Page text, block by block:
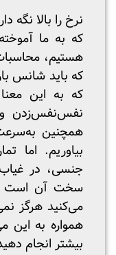
نرخ را بالا نگه
که به ما
هستیم،
که باید شانس
که به این
نفس‌نفس‌زدن و
همچنین
بیاوریم.
جنسی، در
سخت آن است
می‌کنید هرگز
همواره به این
بیشتر انجام